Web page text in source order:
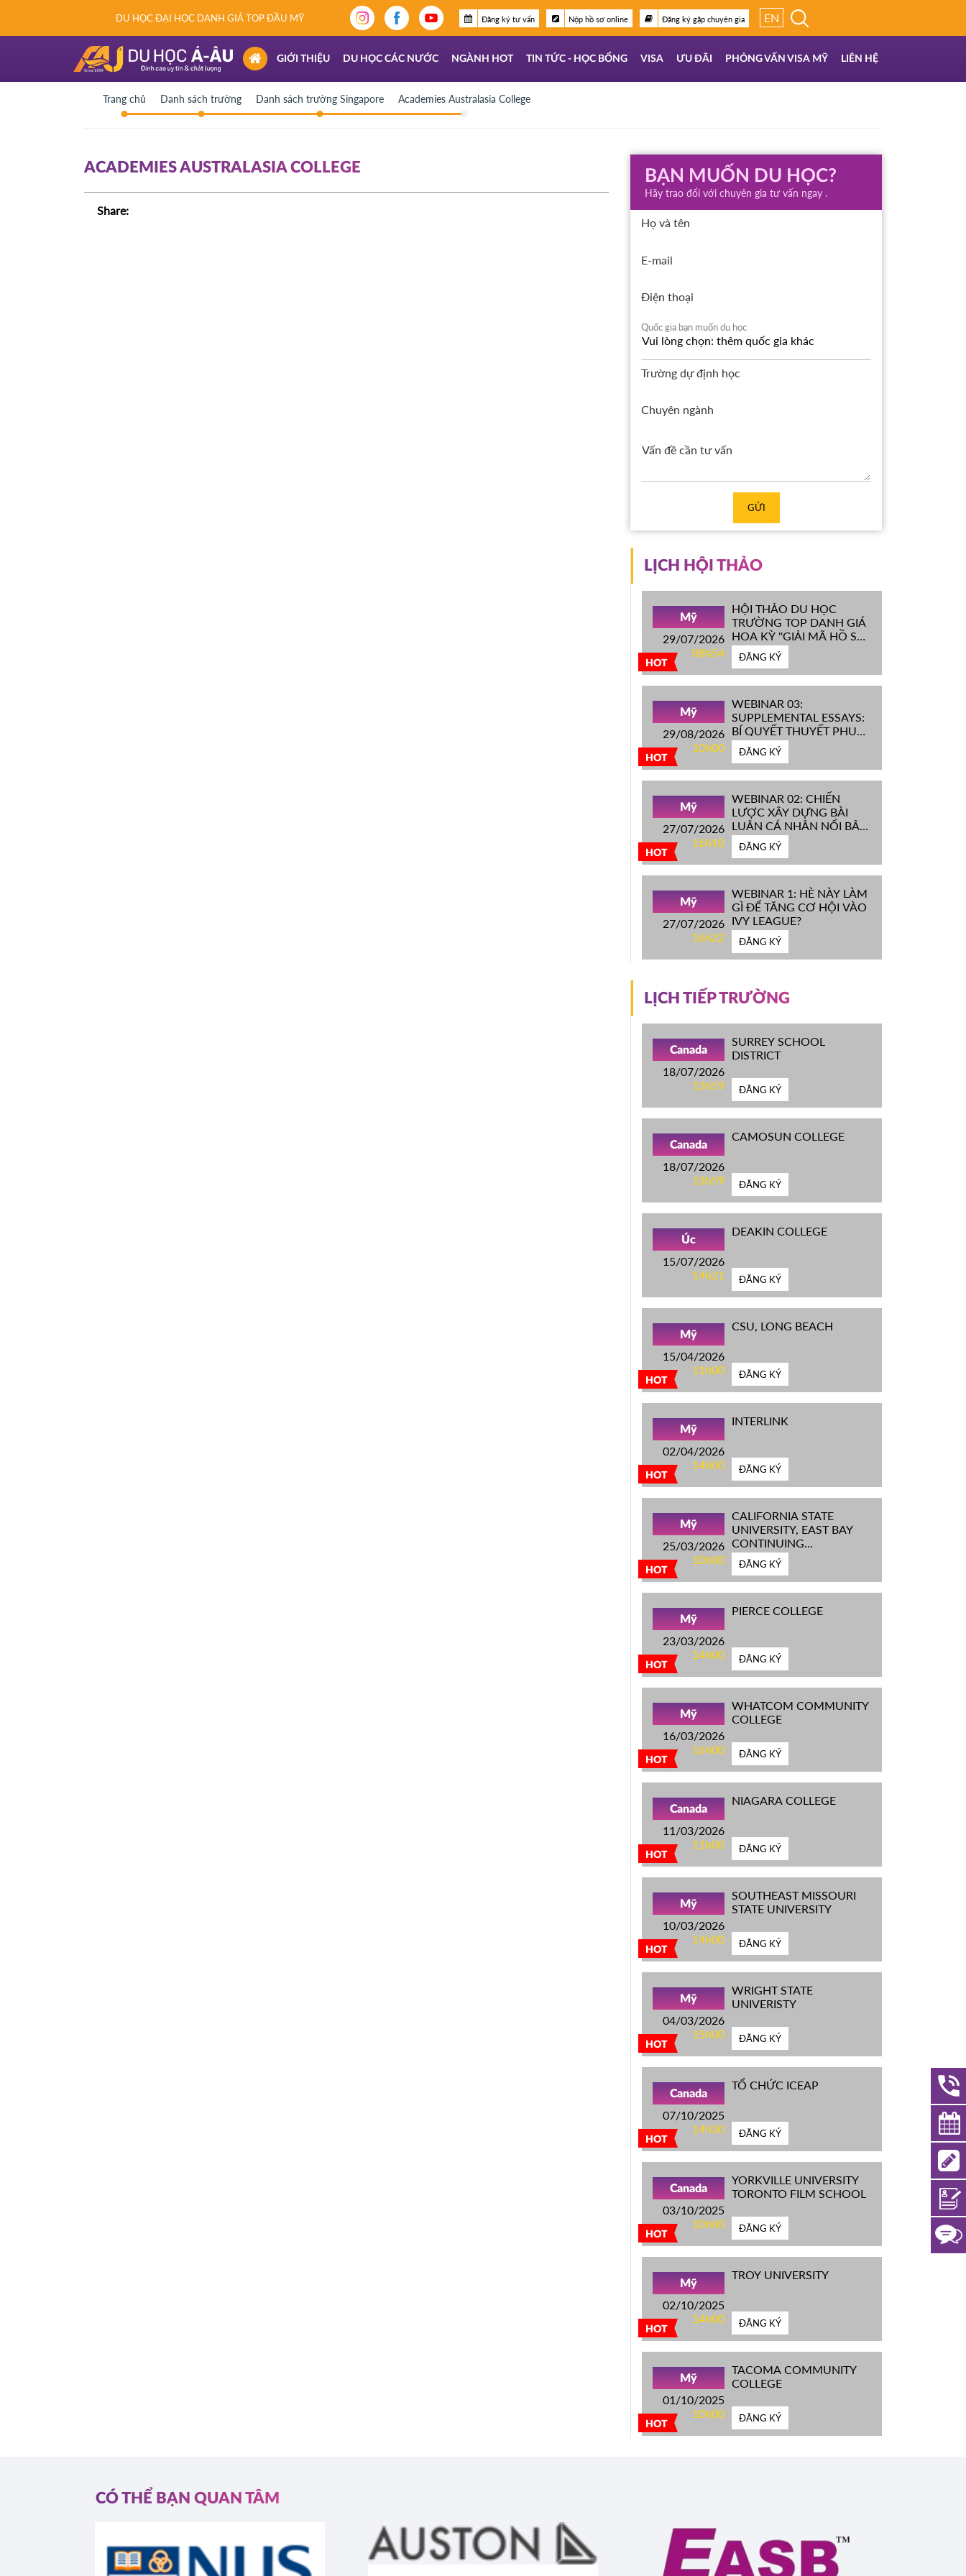
DU HỌC ĐẠI HỌC DANH GIÁ TOP ĐẦU MỸ Đăng ký tư vấn Nộp hồ sơ online Đăng ký gặp chuyên gia EN
(CURRENT)
GIỚI THIỆU DU HỌC CÁC NƯỚC NGÀNH HOT TIN TỨC - HỌC BỔNG VISA ƯU ĐÃI PHỎNG VẤN VISA MỸ LIÊN HỆ
Trang chủ Danh sách trường Danh sách trường Singapore Academies Australasia College
ACADEMIES AUSTRALASIA COLLEGE
Share:
BẠN MUỐN DU HỌC?
Hãy trao đổi với chuyên gia tư vấn ngay .
Họ và tên
E-mail
Điện thoại
Quốc gia bạn muốn du học
Trường dự định học
Chuyên ngành
GỬI
LỊCH HỘI THẢO
HOT
Mỹ
29/07/2026
08h54
HỘI THẢO DU HỌC
TRƯỜNG TOP DANH GIÁ
HOA KỲ ''GIẢI MÃ HỒ SƠ
IVY LEAGUE''
ĐĂNG KÝ
HOT
Mỹ
29/08/2026
10h00
WEBINAR 03:
SUPPLEMENTAL ESSAYS:
BÍ QUYẾT THUYẾT PHỤC
HỘI ĐỒNG TUYỂN SINH
ĐH TOP ĐẦU MỸ
ĐĂNG KÝ
HOT
Mỹ
27/07/2026
16h10
WEBINAR 02: CHIẾN
LƯỢC XÂY DỰNG BÀI
LUẬN CÁ NHÂN NỔI BẬT
CHINH PHỤC ĐH TOP
ĐẦU MỸ
ĐĂNG KÝ
Mỹ
27/07/2026
16h22
WEBINAR 1: HÈ NÀY LÀM
GÌ ĐỂ TĂNG CƠ HỘI VÀO
IVY LEAGUE?
ĐĂNG KÝ
LỊCH TIẾP TRƯỜNG
Canada
18/07/2026
13h59
SURREY SCHOOL
DISTRICT
ĐĂNG KÝ
Canada
18/07/2026
13h59
CAMOSUN COLLEGE
ĐĂNG KÝ
Úc
15/07/2026
14h21
DEAKIN COLLEGE
ĐĂNG KÝ
HOT
Mỹ
15/04/2026
11h00
CSU, LONG BEACH
ĐĂNG KÝ
HOT
Mỹ
02/04/2026
14h00
INTERLINK
ĐĂNG KÝ
HOT
Mỹ
25/03/2026
10h00
CALIFORNIA STATE
UNIVERSITY, EAST BAY
CONTINUING
EDUCATION
ĐĂNG KÝ
HOT
Mỹ
23/03/2026
14h00
PIERCE COLLEGE
ĐĂNG KÝ
HOT
Mỹ
16/03/2026
16h00
WHATCOM COMMUNITY
COLLEGE
ĐĂNG KÝ
HOT
Canada
11/03/2026
11h00
NIAGARA COLLEGE
ĐĂNG KÝ
HOT
Mỹ
10/03/2026
14h00
SOUTHEAST MISSOURI
STATE UNIVERSITY
ĐĂNG KÝ
HOT
Mỹ
04/03/2026
15h00
WRIGHT STATE
UNIVERISTY
ĐĂNG KÝ
HOT
Canada
07/10/2025
14h30
TỔ CHỨC ICEAP
ĐĂNG KÝ
HOT
Canada
03/10/2025
10h00
YORKVILLE UNIVERSITY
TORONTO FILM SCHOOL
ĐĂNG KÝ
HOT
Mỹ
02/10/2025
14h00
TROY UNIVERSITY
ĐĂNG KÝ
HOT
Mỹ
01/10/2025
10h00
TACOMA COMMUNITY
COLLEGE
ĐĂNG KÝ
CÓ THỂ BẠN QUAN TÂM